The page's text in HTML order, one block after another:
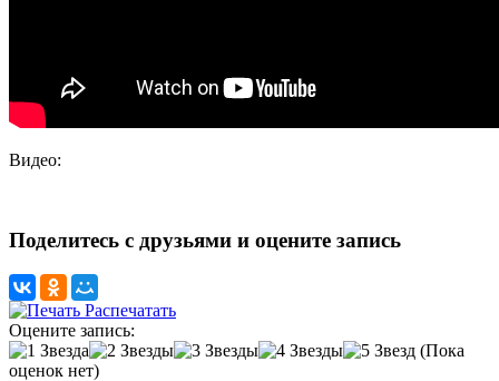
Видео:
Поделитесь с друзьями и оцените запись
Распечатать
Оцените запись:
(Пока
оценок нет)